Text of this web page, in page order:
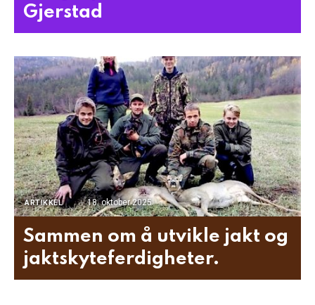
Gjerstad
ARTIKKEL 18. oktober 2025
Sammen om å utvikle jakt og
jaktskyteferdigheter.